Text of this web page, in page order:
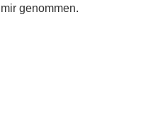
genommen.